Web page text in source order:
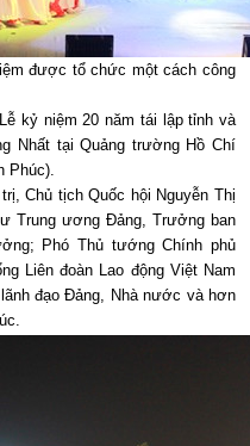
được tổ chức một cách công
kỷ niệm 20 năm tái lập tỉnh và
Nhất tại Quảng trường Hồ Chí
Phúc).
Chủ tịch Quốc hội Nguyễn Thị
Trung ương Đảng, Trưởng ban
Phó Thủ tướng Chính phủ
Liên đoàn Lao động Việt Nam
đạo Đảng, Nhà nước và hơn